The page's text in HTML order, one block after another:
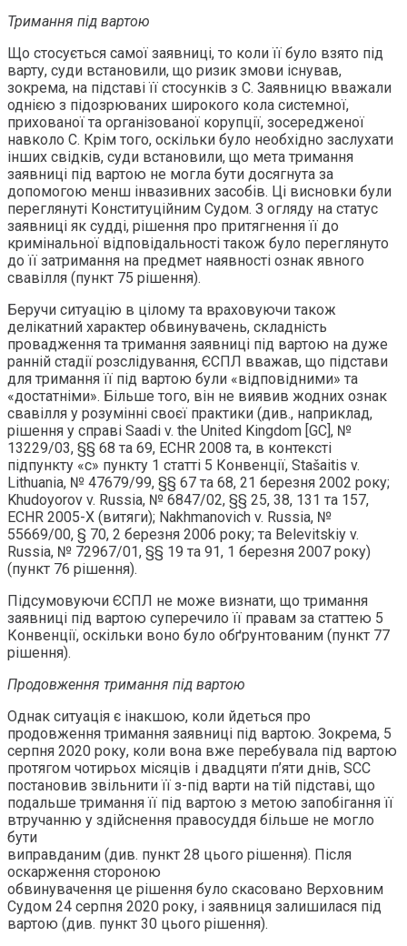
Тримання під вартою
Що стосується самої заявниці, то коли її було взято під
варту, суди встановили, що ризик змови існував,
зокрема, на підставі її стосунків з С. Заявницю вважали
однією з підозрюваних широкого кола системної,
прихованої та організованої корупції, зосередженої
навколо С. Крім того, оскільки було необхідно заслухати
інших свідків, суди встановили, що мета тримання
заявниці під вартою не могла бути досягнута за
допомогою менш інвазивних засобів. Ці висновки були
переглянуті Конституційним Судом. З огляду на статус
заявниці як судді, рішення про притягнення її до
кримінальної відповідальності також було переглянуто
до її затримання на предмет наявності ознак явного
свавілля (пункт 75 рішення).
Беручи ситуацію в цілому та враховуючи також
делікатний характер обвинувачень, складність
провадження та тримання заявниці під вартою на дуже
ранній стадії розслідування, ЄСПЛ вважав, що підстави
для тримання її під вартою були «відповідними» та
«достатніми». Більше того, він не виявив жодних ознак
свавілля у розумінні своєї практики (див., наприклад,
рішення у справі Saadi v. the United Kingdom [GC], №
13229/03, §§ 68 та 69, ECHR 2008 та, в контексті
підпункту «с» пункту 1 статті 5 Конвенції, Stašaitis v.
Lithuania, № 47679/99, §§ 67 та 68, 21 березня 2002 року;
Khudoyorov v. Russia, № 6847/02, §§ 25, 38, 131 та 157,
ECHR 2005-X (витяги); Nakhmanovich v. Russia, №
55669/00, § 70, 2 березня 2006 року; та Belevitskiy v.
Russia, № 72967/01, §§ 19 та 91, 1 березня 2007 року)
(пункт 76 рішення).
Підсумовуючи ЄСПЛ не може визнати, що тримання
заявниці під вартою суперечило її правам за статтею 5
Конвенції, оскільки воно було обґрунтованим (пункт 77
рішення).
Продовження тримання під вартою
Однак ситуація є інакшою, коли йдеться про
продовження тримання заявниці під вартою. Зокрема, 5
серпня 2020 року, коли вона вже перебувала під вартою
протягом чотирьох місяців і двадцяти п’яти днів, SCC
постановив звільнити її з-під варти на тій підставі, що
подальше тримання її під вартою з метою запобігання її
втручанню у здійснення правосуддя більше не могло
бути
виправданим (див. пункт 28 цього рішення). Після
оскарження стороною
обвинувачення це рішення було скасовано Верховним
Судом 24 серпня 2020 року, і заявниця залишилася під
вартою (див. пункт 30 цього рішення).